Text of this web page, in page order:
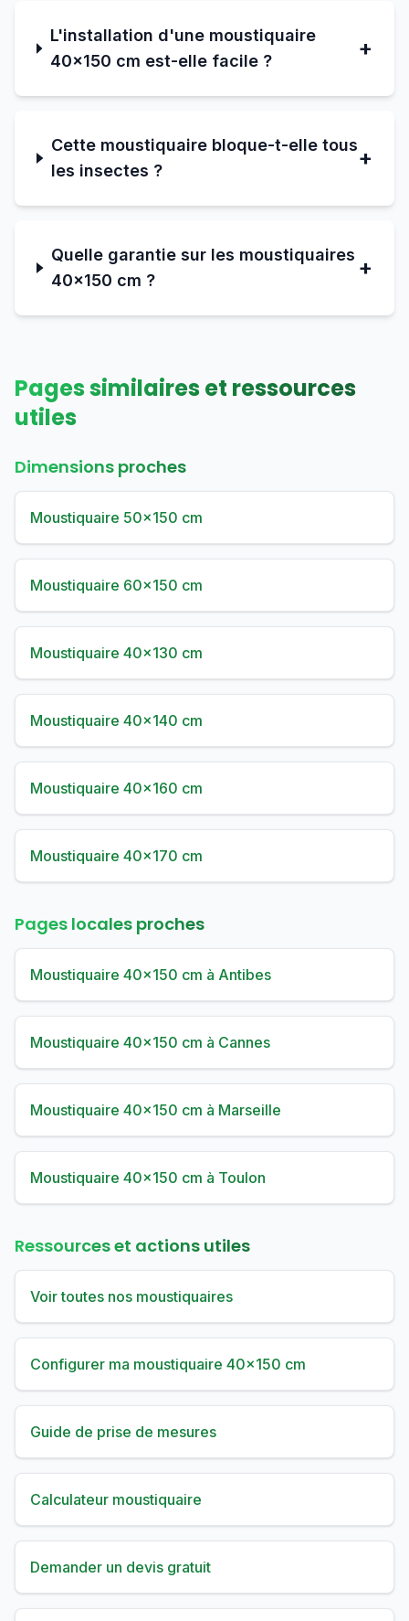
L'installation d'une moustiquaire
40×150 cm est-elle facile ?
+
Cette moustiquaire bloque-t-elle tous
les insectes ?
+
Quelle garantie sur les moustiquaires
40×150 cm ?
+
Pages similaires et ressources
utiles
Dimensions proches
Moustiquaire 50×150 cm
Moustiquaire 60×150 cm
Moustiquaire 40×130 cm
Moustiquaire 40×140 cm
Moustiquaire 40×160 cm
Moustiquaire 40×170 cm
Pages locales proches
Moustiquaire 40×150 cm à Antibes
Moustiquaire 40×150 cm à Cannes
Moustiquaire 40×150 cm à Marseille
Moustiquaire 40×150 cm à Toulon
Ressources et actions utiles
Voir toutes nos moustiquaires
Configurer ma moustiquaire 40×150 cm
Guide de prise de mesures
Calculateur moustiquaire
Demander un devis gratuit